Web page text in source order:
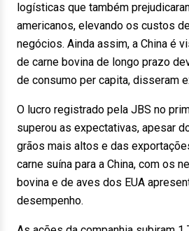
logísticas que também
americanos, elevando os custos
negócios. Ainda assim, a China é
de carne bovina de longo prazo
de consumo per capita, disseram
O lucro registrado pela JBS no
superou as expectativas, apesar
grãos mais altos e das
carne suína para a China, com os
bovina e de aves dos EUA
desempenho.